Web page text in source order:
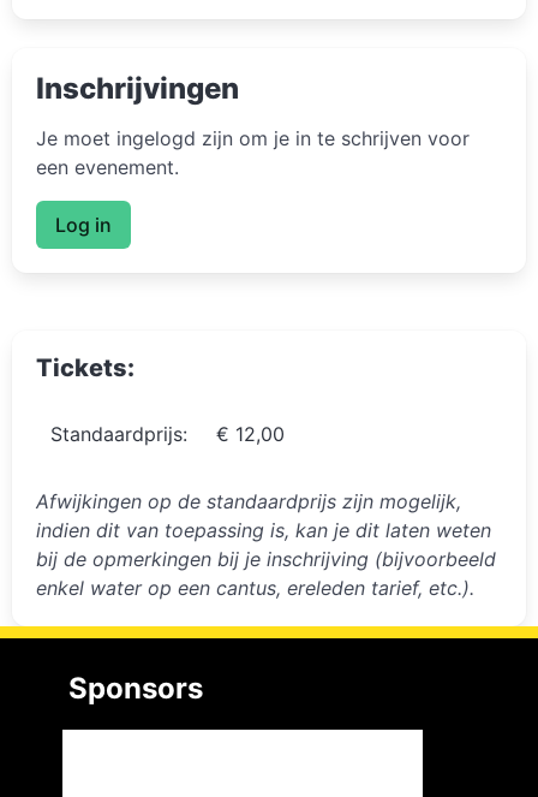
Inschrijvingen
Je moet ingelogd zijn om je in te schrijven voor
een evenement.
Log in
Tickets:
Standaardprijs: € 12,00
Afwijkingen op de standaardprijs zijn mogelijk,
indien dit van toepassing is, kan je dit laten weten
bij de opmerkingen bij je inschrijving (bijvoorbeeld
enkel water op een cantus, ereleden tarief, etc.).
Sponsors